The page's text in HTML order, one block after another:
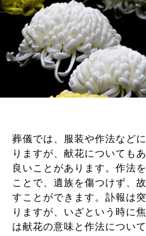
葬儀では、服装や作法など
りますが、献花についても
良いことがあります。作法
ことで、遺族を傷つけず、
すことができます。訃報は
りますが、いざという時に
は献花の意味と作法につい